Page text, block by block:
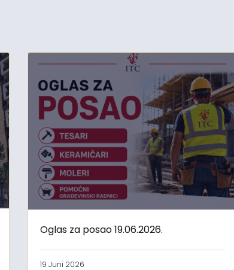
Oglas za posao 19.06.2026.
19 Juni 2026